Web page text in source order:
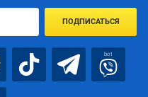
ПОДПИСАТЬСЯ
bot